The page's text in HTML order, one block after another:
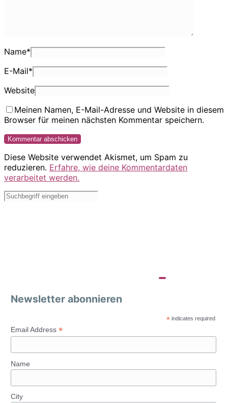
Name*
E-Mail*
Website
Meinen Namen, E-Mail-Adresse und Website in diesem
Browser für meinen nächsten Kommentar speichern.
Diese Website verwendet Akismet, um Spam zu
reduzieren. Erfahre, wie deine Kommentardaten
verarbeitet werden.
Newsletter abonnieren
* indicates required
Email Address *
Name
City